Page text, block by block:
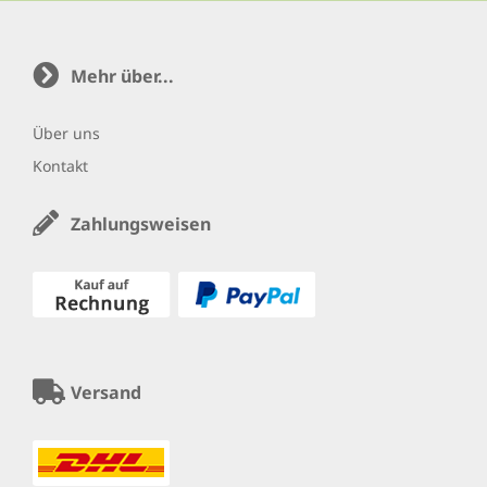
Mehr über...
Über uns
Kontakt
Zahlungsweisen
Versand